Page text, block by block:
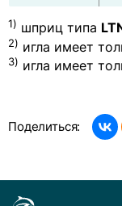
1) шприц типа
2) игла имеет
3) игла имеет
Поделиться: